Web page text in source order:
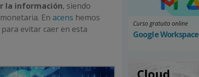
la información, siendo
En acens hemos
evitar caer en esta
Curso gratuito online
Google Workspace